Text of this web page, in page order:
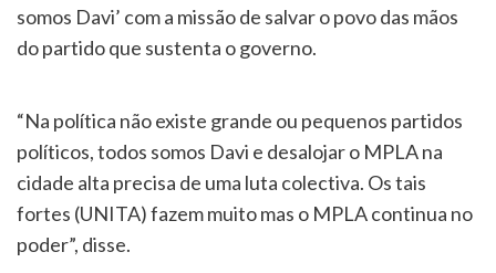
somos Davi’ com a missão de salvar o povo das mãos
do partido que sustenta o governo.
“Na política não existe grande ou pequenos partidos
políticos, todos somos Davi e desalojar o MPLA na
cidade alta precisa de uma luta colectiva. Os tais
fortes (UNITA) fazem muito mas o MPLA continua no
poder”, disse.